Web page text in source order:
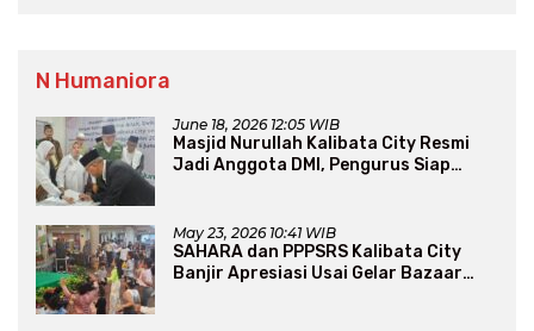
N Humaniora
June 18, 2026 12:05 WIB
Masjid Nurullah Kalibata City Resmi
Jadi Anggota DMI, Pengurus Siap
May 23, 2026 10:41 WIB
SAHARA dan PPPSRS Kalibata City
Banjir Apresiasi Usai Gelar Bazaar